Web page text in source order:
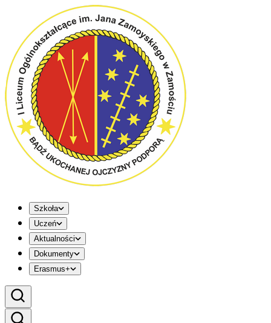
Szkoła
Uczeń
Aktualności
Dokumenty
Erasmus+